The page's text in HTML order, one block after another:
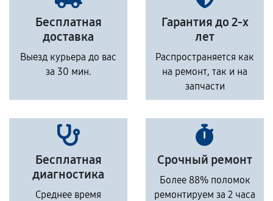
Бесплатная
доставка
Выезд курьера до вас
за 30 мин.
Гарантия до 2-х
лет
Распространяется как
на ремонт, так и на
запчасти
Бесплатная
диагностика
Среднее время
Срочный ремонт
Более 88% поломок
ремонтируем за 2 часа